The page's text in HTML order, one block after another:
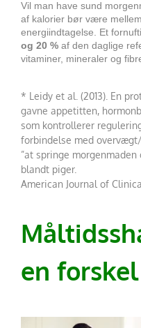
Vil man have sund
af kalorier bør være mellem
energiindtagelse. Et
og 20 % af den daglige
vitaminer, mineraler og
* Leidy et al. (2013). En
gavne appetitten,
som kontrollerer
forbindelse med
”at springe
blandt piger.
American Journal of
en forskel